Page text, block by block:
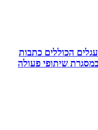
הכוללים כתבות
שיתופי פעולה